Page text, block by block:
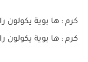
كرم : ها بوية يكولون
كرم : ها بوية يكولون